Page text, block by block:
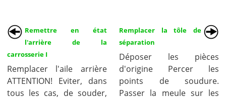
Remettre en état
l'arrière de la
carrosserie I
Remplacer l'aile arrière
ATTENTION! Eviter, dans
tous les cas, de souder,
Remplacer la tôle de
séparation
Déposer les pièces
d'origine Percer les
points de soudure.
Passer la meule sur les